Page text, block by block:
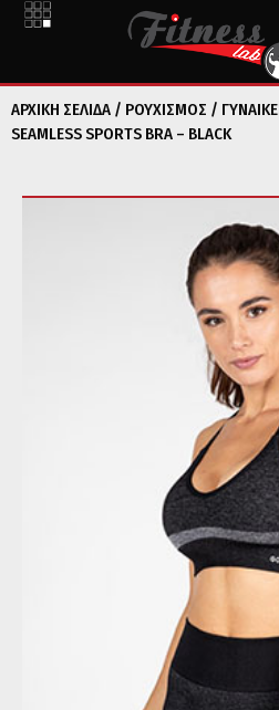
ΑΡΧΙΚΉ ΣΕΛΊΔΑ / ΡΟΥΧΙΣΜΟΣ /
SEAMLESS SPORTS BRA – BLACK